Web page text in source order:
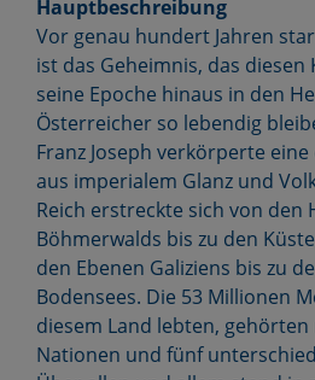
Hauptbeschreibung
Vor genau hundert Jahren
ist das Geheimnis, das diesen
seine Epoche hinaus in den
Österreicher so lebendig
Franz Joseph verkörperte
aus imperialem Glanz und
Reich erstreckte sich von den
Böhmerwalds bis zu den
den Ebenen Galiziens bis zu
Bodensees. Die 53 Millionen
diesem Land lebten,
Nationen und fünf